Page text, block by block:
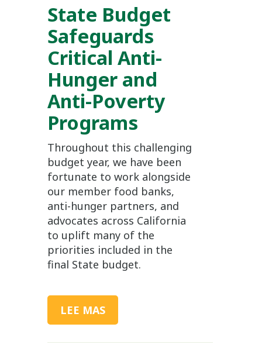
State Budget
Safeguards
Critical Anti-
Hunger and
Anti-Poverty
Programs
Throughout this challenging
budget year, we have been
fortunate to work alongside
our member food banks,
anti-hunger partners, and
advocates across California
to uplift many of the
priorities included in the
final State budget.
LEE MAS